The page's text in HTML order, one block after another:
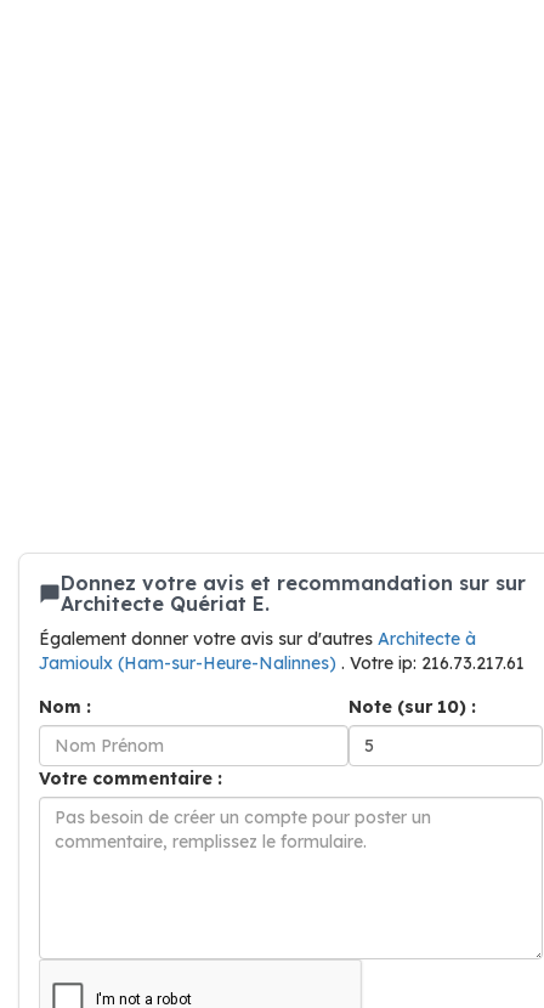
Donnez votre avis et recommandation sur sur
Architecte Quériat E.
Également donner votre avis sur d'autres Architecte à
Jamioulx (Ham-sur-Heure-Nalinnes) . Votre ip: 216.73.217.61
Nom :
Note (sur 10) :
Votre commentaire :